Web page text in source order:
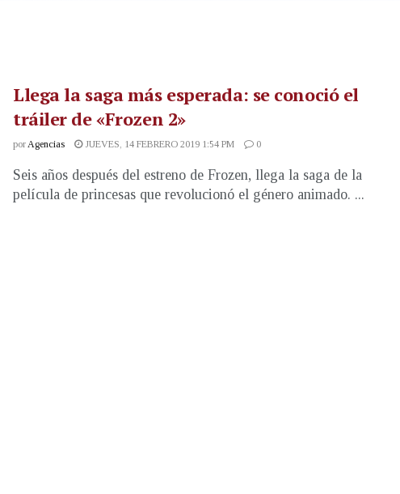
Llega la saga más esperada: se conoció el
tráiler de «Frozen 2»
porAgencias JUEVES, 14 FEBRERO 2019 1:54 PM 0
Seis años después del estreno de Frozen, llega la saga de la
película de princesas que revolucionó el género animado. ...